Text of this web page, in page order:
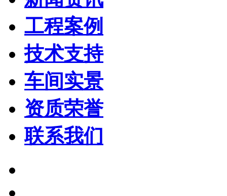
工程案例
技术支持
车间实景
资质荣誉
联系我们